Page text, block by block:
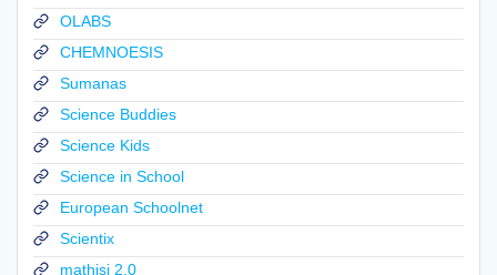
OLABS
CHEMNOESIS
Sumanas
Science Buddies
Science Kids
Science in School
European Schoolnet
Scientix
mathisi 2.0